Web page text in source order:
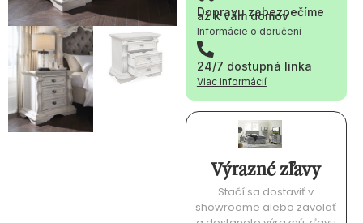
Dopravu zabezpečíme
až k vám domov
Informácie o doručení
24/7 dostupná linka
Viac informácií
Výrazné zľavy
Stačí sa dostaviť v
showroome alebo zavolať